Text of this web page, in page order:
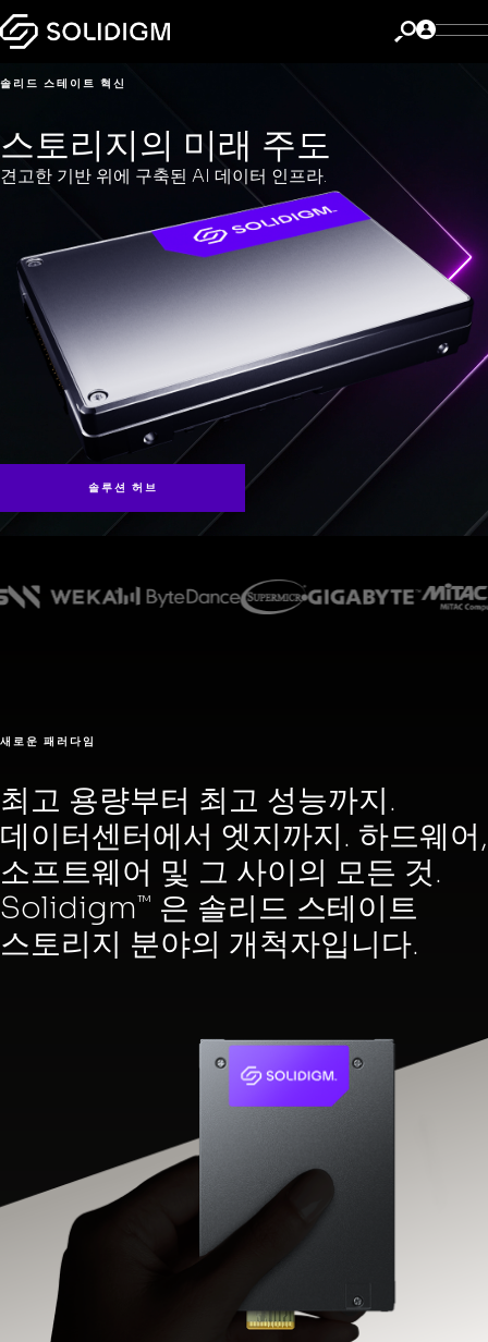
솔리드 스테이트 혁신
스토리지의 미래 주도
견고한 기반 위에 구축된 AI 데이터 인프라.
솔루션 허브
새로운 패러다임
최고 용량부터 최고 성능까지.
데이터센터에서 엣지까지. 하드웨어,
소프트웨어 및 그 사이의 모든 것.
Solidigm™ 은 솔리드 스테이트
스토리지 분야의 개척자입니다.